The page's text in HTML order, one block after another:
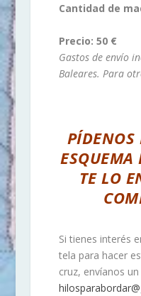
Cantidad de
Precio: 50 €
Gastos de envío
Baleares. Para
PÍDENOS
ESQUEMA
TE LO
Si tienes interés
tela para hacer
cruz, envíanos